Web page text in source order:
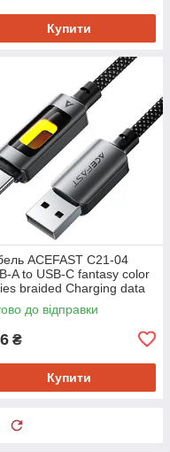
Купити
ACEFAST C21-04
A to USB-C fantasy color
braided Charging data
Black (6974316284673)
до відправки
₴
Купити